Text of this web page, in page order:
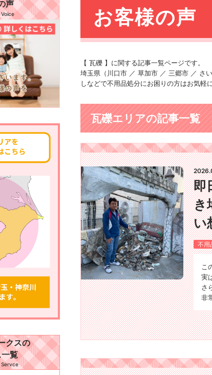
お客様の声
【 瓦礫 】に関する記事一覧ページです。
埼玉県（川口市 ／ 草加市 ／ 三郷市 ／ さ
しなどで不用品処分にお困りの方はお気軽
瓦礫エリアの記事一覧
即
き
い
不用
こ
実
さ
非
声
クスの
覧
Servce